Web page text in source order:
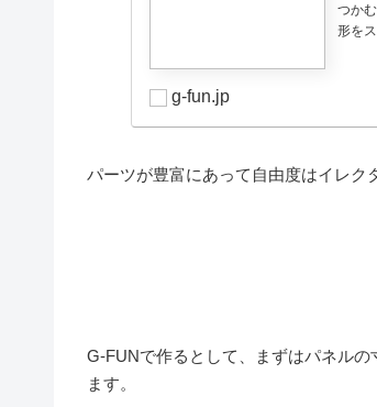
つか
形を
g-fun.jp
パーツが豊富にあって自由度はイレク
G-FUNで作るとして、まずはパネル
ます。